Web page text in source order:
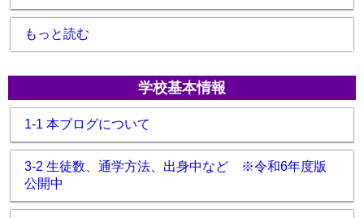
もっと読む
学校基本情報
1-1 本ブログについて
3-2 生徒数、通学方法、出身中など ※令和6年度版
公開中